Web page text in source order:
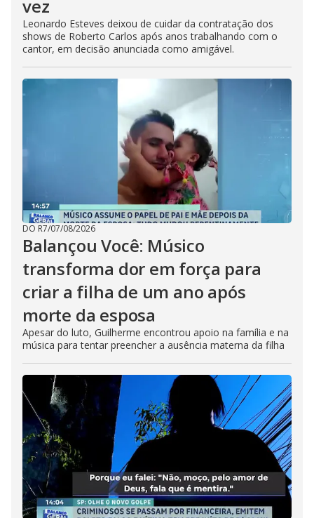
vez
Leonardo Esteves deixou de cuidar da contratação dos
shows de Roberto Carlos após anos trabalhando com o
cantor, em decisão anunciada como amigável.
DO R7/07/08/2026
Balançou Você: Músico
transforma dor em força para
criar a filha de um ano após
morte da esposa
Apesar do luto, Guilherme encontrou apoio na família e na
música para tentar preencher a ausência materna da filha